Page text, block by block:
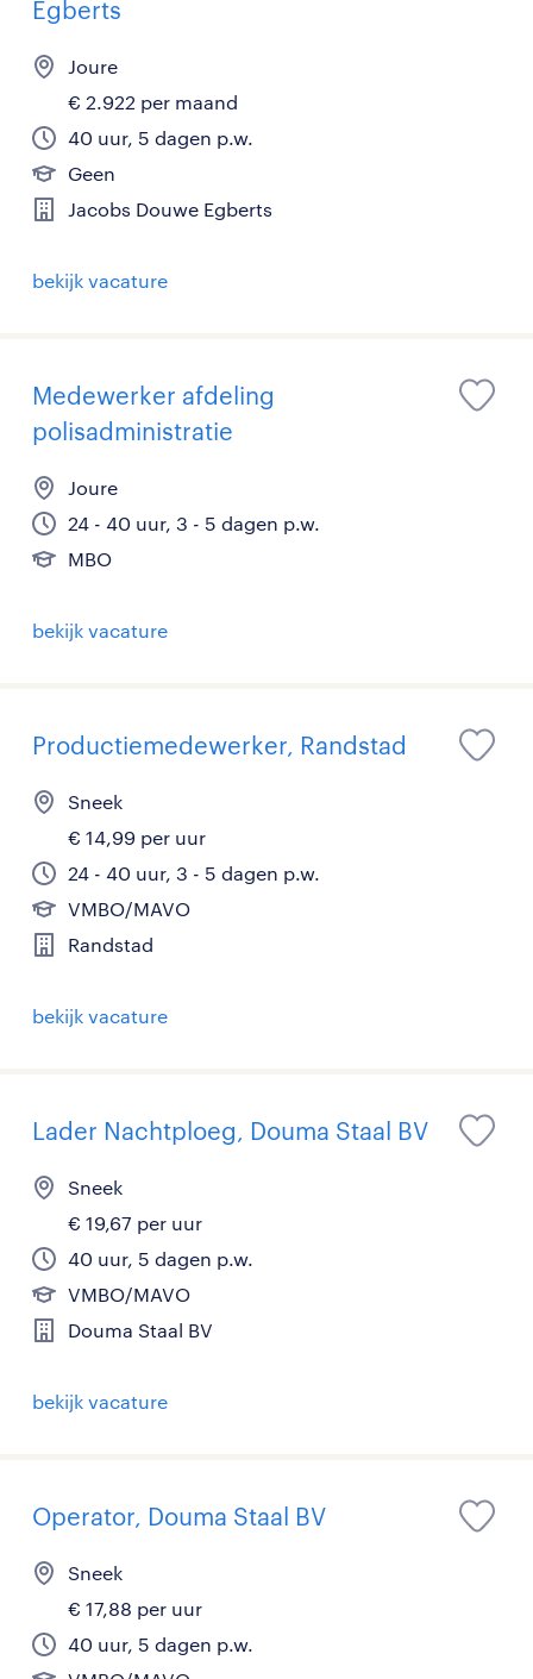
Egberts
Joure
€ 2.922 per maand
40 uur, 5 dagen p.w.
Geen
Jacobs Douwe Egberts
bekijk vacature
Medewerker afdeling
polisadministratie
Joure
24 - 40 uur, 3 - 5 dagen p.w.
MBO
bekijk vacature
Productiemedewerker, Randstad
Sneek
€ 14,99 per uur
24 - 40 uur, 3 - 5 dagen p.w.
VMBO/MAVO
Randstad
bekijk vacature
Lader Nachtploeg, Douma Staal BV
Sneek
€ 19,67 per uur
40 uur, 5 dagen p.w.
VMBO/MAVO
Douma Staal BV
bekijk vacature
Operator, Douma Staal BV
Sneek
€ 17,88 per uur
40 uur, 5 dagen p.w.